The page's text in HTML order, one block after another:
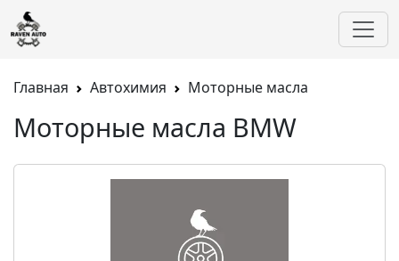
Главная Автохимия Моторные масла
Моторные масла BMW